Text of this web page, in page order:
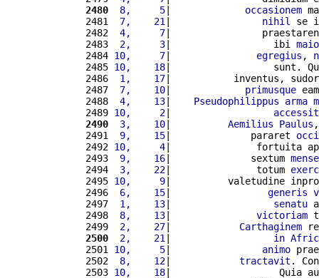
2480
8,     5| occasionem
2481
7,    21 | nihil
se
2482
4,     7|
2483
2,     3|                  ibi
2484 10,     7| egregius ,
2485 10,    18|                  sunt.
2486
1,    17|           inventus,
2487
7,    10| primusque
2488
4,    13| Pseudophilippus arma
2489 10,     2| accessit
2490
3,    10| Aemilius Paulus
2491
9,    15|              pararet
2492 10,     4|               fortuita
2493
9,    16|              sextum
2494
3,    22|               totum
2495 10,     9|          valetudine
2496
6,    15| generis
2497
1,    13| senatu
2498
8,    13| victoriam
2499
2,    27| Carthaginem
2500
2,    21 | in
2501 10,     5| animo
2502
8,    12| tractavit .
2503 10,    18|                   Quia